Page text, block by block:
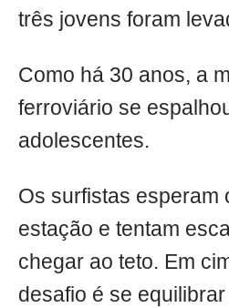
três jovens foram
Como há 30 anos, a
ferroviário se
adolescentes.
Os surfistas esperam
estação e tentam
chegar ao teto. Em
desafio é se